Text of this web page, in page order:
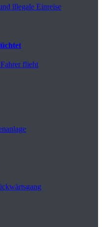
illegale Einreise
flieht